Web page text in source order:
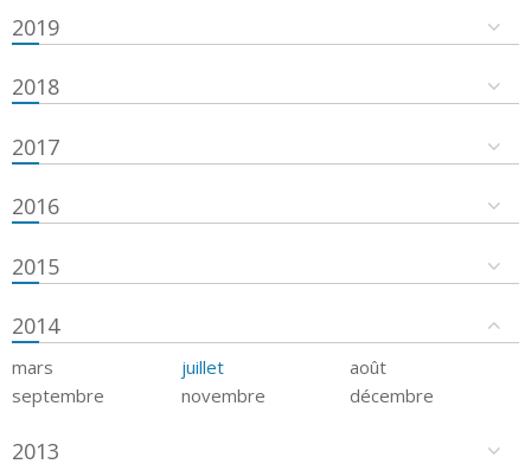
2019
2018
2017
2016
2015
2014
mars juillet
août
septembre
novembre décembre
2013